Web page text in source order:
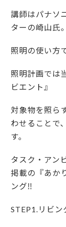
講師はパナソ
ターの崎山氏。
照明の使い方
照明計画では
ビエント』
対象物を照ら
わせることで
す。
タスク・アン
掲載の『あか
ング‼︎
STEP1.リビン